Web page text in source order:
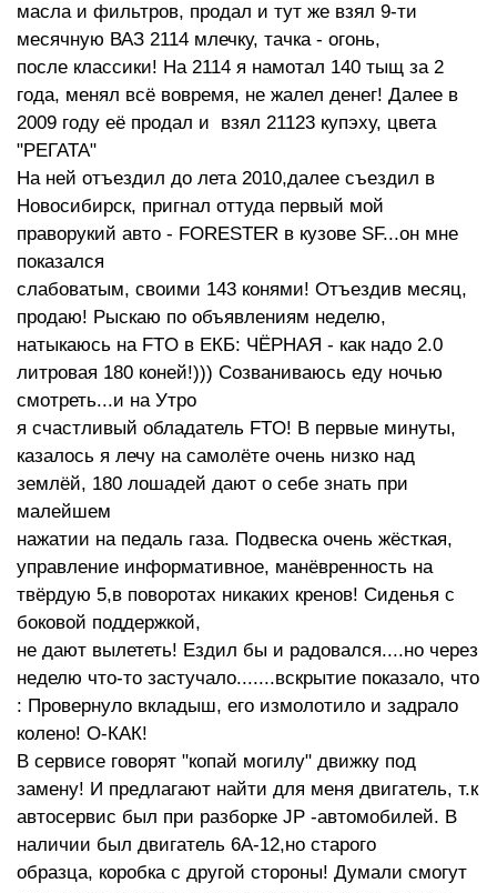
масла и фильтров, продал и тут же взял 9-ти
месячную ВАЗ 2114 млечку, тачка - огонь,
после классики! На 2114 я намотал 140 тыщ за 2
года, менял всё вовремя, не жалел денег! Далее в
2009 году её продал и взял 21123 купэху, цвета
"РЕГАТА"
На ней отъездил до лета 2010,далее съездил в
Новосибирск, пригнал оттуда первый мой
праворукий авто - FORESTER в кузове SF...он мне
показался
слабоватым, своими 143 конями! Отъездив месяц,
продаю! Рыскаю по объявлениям неделю,
натыкаюсь на FTO в ЕКБ: ЧЁРНАЯ - как надо 2.0
литровая 180 коней!))) Созваниваюсь еду ночью
смотреть...и на Утро
я счастливый обладатель FTO! В первые минуты,
казалось я лечу на самолёте очень низко над
землёй, 180 лошадей дают о себе знать при
малейшем
нажатии на педаль газа. Подвеска очень жёсткая,
управление информативное, манёвренность на
твёрдую 5,в поворотах никаких кренов! Сиденья с
боковой поддержкой,
не дают вылететь! Ездил бы и радовался....но через
неделю что-то застучало.......вскрытие показало, что
: Провернуло вкладыш, его измолотило и задрало
колено! О-КАК!
В сервисе говорят "копай могилу" движку под
замену! И предлагают найти для меня двигатель, т.к
автосервис был при разборке JP -автомобилей. В
наличии был двигатель 6А-12,но старого
образца, коробка с другой стороны! Думали смогут